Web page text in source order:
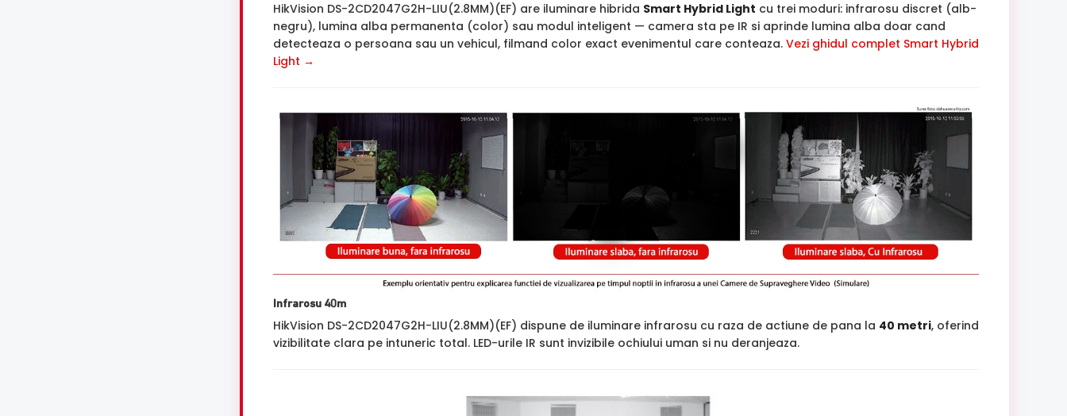
HikVision DS-2CD2047G2H-LIU(2.8MM)(EF) are iluminare hibrida Smart Hybrid Light cu trei moduri: infrarosu discret (alb-
negru), lumina alba permanenta (color) sau modul inteligent — camera sta pe IR si aprinde lumina alba doar cand
detecteaza o persoana sau un vehicul, filmand color exact evenimentul care conteaza. Vezi ghidul complet Smart Hybrid
Light →
Infrarosu 40m
HikVision DS-2CD2047G2H-LIU(2.8MM)(EF) dispune de iluminare infrarosu cu raza de actiune de pana la 40 metri, oferind
vizibilitate clara pe intuneric total. LED-urile IR sunt invizibile ochiului uman si nu deranjeaza.